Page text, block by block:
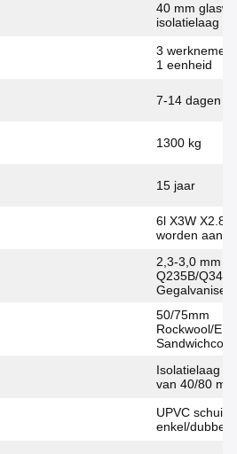
40 mm
isolatielaag
3
1 eenheid
7-14 dagen
1300 kg
15 jaar
6l X3W
worden
2,3-3,0 mm
Q235B/
50/75mm
Rockwool/
Isolatielaag
van 40/80 mm
UPVC
enkel/dubbel